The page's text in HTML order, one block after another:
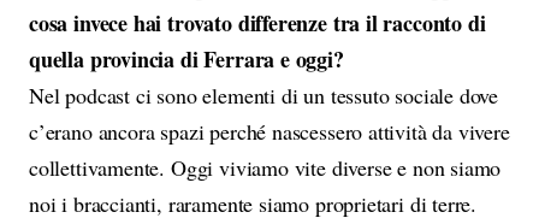
cosa invece hai trovato differenze tra il racconto di
quella provincia di Ferrara e oggi?
Nel podcast ci sono elementi di un tessuto sociale dove
c’erano ancora spazi perché nascessero attività da vivere
collettivamente. Oggi viviamo vite diverse e non siamo
noi i braccianti, raramente siamo proprietari di terre.